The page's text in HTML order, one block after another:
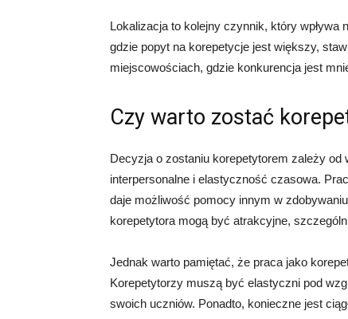
Lokalizacja to kolejny czynnik, który
gdzie popyt na korepetycje jest większy,
miejscowościach, gdzie konkurencja jest
Czy warto zostać
Decyzja o zostaniu korepetytorem zależy
interpersonalne i elastyczność czasowa.
daje możliwość pomocy innym w
korepetytora mogą być atrakcyjne,
Jednak warto pamiętać, że praca jako
Korepetytorzy muszą być elastyczni pod
swoich uczniów. Ponadto, konieczne jest